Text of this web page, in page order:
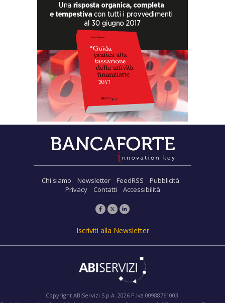
Chi siamo Newsletter FeedRSS
Pubblicità
Privacy
Contatti Accessibilità
Iscriviti alla Newsletter
Copyright ABIServizi S.p.A. 2026 P.Iva 00988761003.